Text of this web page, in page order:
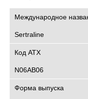
Международное
Sertraline
Код АТХ
N06AB06
Форма выпуска